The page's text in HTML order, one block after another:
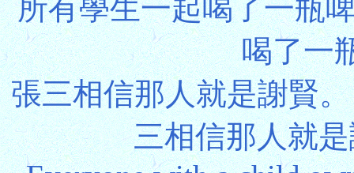
所有學生一起喝了一瓶
喝了一
張三相信那人就是謝賢
三相信那人就